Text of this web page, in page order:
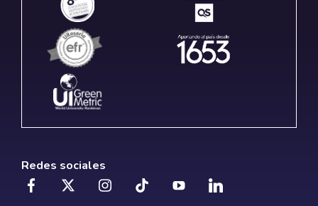
Redes sociales